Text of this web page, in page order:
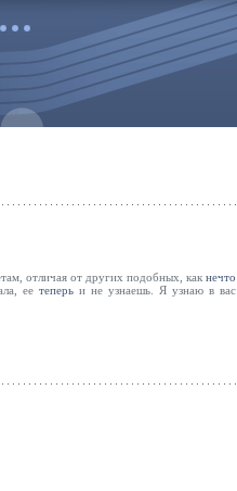
отличая от других подобных, как нечто
ее теперь и не узнаешь. Я узнаю в вас